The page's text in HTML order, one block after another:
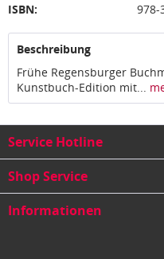
ISBN:
978-
Beschreibung
Frühe Regensburger
Kunstbuch-Edition mit...
Service Hotline
Shop Service
Informationen